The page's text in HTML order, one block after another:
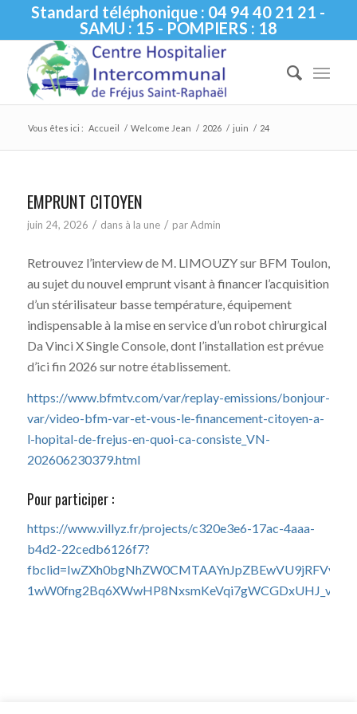
Standard téléphonique : 04 94 40 21 21 -
SAMU : 15 - POMPIERS : 18
Vous êtes ici : Accueil / Welcome Jean / 2026 / juin / 24
EMPRUNT CITOYEN
juin 24, 2026 / dans à la une / parAdmin
Retrouvez l’interview de M. LIMOUZY sur BFM Toulon,
au sujet du nouvel emprunt visant à financer l’acquisition
d’un stérilisateur basse température, équipement
indispensable à la mise en service d’un robot chirurgical
Da Vinci X Single Console, dont l’installation est prévue
d’ici fin 2026 sur notre établissement.
https://www.bfmtv.com/var/replay-emissions/bonjour-
var/video-bfm-var-et-vous-le-financement-citoyen-a-
l-hopital-de-frejus-en-quoi-ca-consiste_VN-
202606230379.html
Pour participer :
https://www.villyz.fr/projects/c320e3e6-17ac-4aaa-
b4d2-22cedb6126f7?